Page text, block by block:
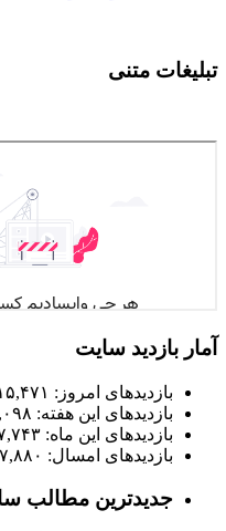
تبلیغات متنی
آمار بازدید سایت
بازدیدهای امروز:
بازدیدهای این هفته:
بازدیدهای این ماه:
بازدیدهای امسال:
جدیدترین مطالب